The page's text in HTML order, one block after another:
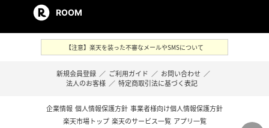
ROOM
【注意】楽天を装った不審なメールやSMSについて
新規会員登録 ／ ご利用ガイド ／ お問い合わせ ／
法人のお客様 ／ 特定商取引法に基づく表記
企業情報 個人情報保護方針 事業者様向け個人情報保護方針
楽天市場トップ 楽天のサービス一覧 アプリ一覧